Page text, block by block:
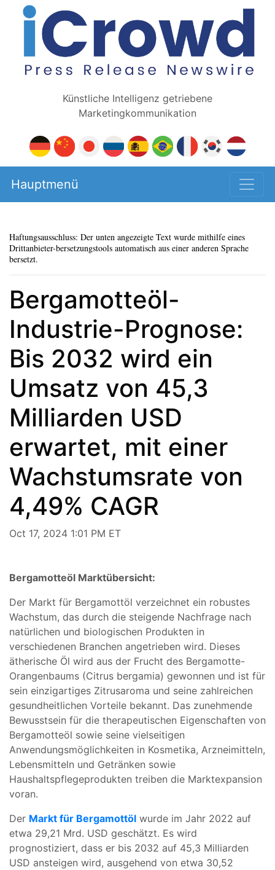
Künstliche Intelligenz getriebene
Marketingkommunikation
Hauptmenü
Haftungsausschluss: Der unten angezeigte Text wurde mithilfe eines
Drittanbieter-bersetzungstools automatisch aus einer anderen Sprache
bersetzt.
Bergamotteöl-
Industrie-Prognose:
Bis 2032 wird ein
Umsatz von 45,3
Milliarden USD
erwartet, mit einer
Wachstumsrate von
4,49% CAGR
Oct 17, 2024 1:01 PM ET
Bergamotteöl Marktübersicht:
Der Markt für Bergamottöl verzeichnet ein robustes
Wachstum, das durch die steigende Nachfrage nach
natürlichen und biologischen Produkten in
verschiedenen Branchen angetrieben wird. Dieses
ätherische Öl wird aus der Frucht des Bergamotte-
Orangenbaums (Citrus bergamia) gewonnen und ist für
sein einzigartiges Zitrusaroma und seine zahlreichen
gesundheitlichen Vorteile bekannt. Das zunehmende
Bewusstsein für die therapeutischen Eigenschaften von
Bergamotteöl sowie seine vielseitigen
Anwendungsmöglichkeiten in Kosmetika, Arzneimitteln,
Lebensmitteln und Getränken sowie
Haushaltspflegeprodukten treiben die Marktexpansion
voran.
Der Markt für Bergamottöl wurde im Jahr 2022 auf
etwa 29,21 Mrd. USD geschätzt. Es wird
prognostiziert, dass er bis 2032 auf 45,3 Milliarden
USD ansteigen wird, ausgehend von etwa 30,52